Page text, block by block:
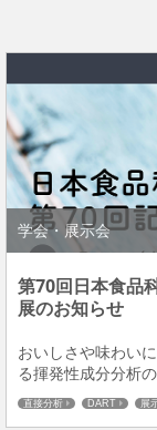
学会・展示会
第70回日本食品
展のお知らせ
おいしさや味わい
る揮発性成分分析
直接分析 DART 展